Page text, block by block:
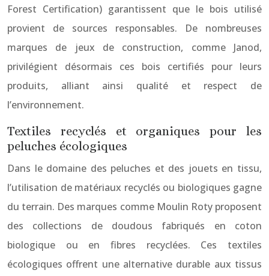
Forest Certification) garantissent que le bois utilisé
provient de sources responsables. De nombreuses
marques de jeux de construction, comme Janod,
privilégient désormais ces bois certifiés pour leurs
produits, alliant ainsi qualité et respect de
l’environnement.
Textiles recyclés et organiques pour les
peluches écologiques
Dans le domaine des peluches et des jouets en tissu,
l’utilisation de matériaux recyclés ou biologiques gagne
du terrain. Des marques comme Moulin Roty proposent
des collections de doudous fabriqués en coton
biologique ou en fibres recyclées. Ces textiles
écologiques offrent une alternative durable aux tissus